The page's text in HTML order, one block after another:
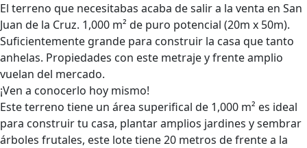
El terreno que necesitabas acaba de salir a la venta en San
Juan de la Cruz. 1,000 m² de puro potencial (20m x 50m).
Suficientemente grande para construir la casa que tanto
anhelas. Propiedades con este metraje y frente amplio
vuelan del mercado.
¡Ven a conocerlo hoy mismo!
Este terreno tiene un área superifical de 1,000 m² es ideal
para construir tu casa, plantar amplios jardines y sembrar
árboles frutales, este lote tiene 20 metros de frente a la